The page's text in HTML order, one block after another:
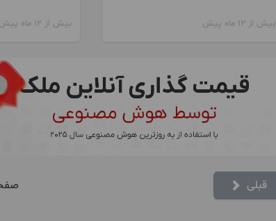
بیش از 12 ماه پیش بیش از 12 ماه پیش
قبلی